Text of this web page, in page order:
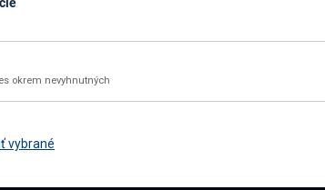
podmienky
okrem nevyhnutných
vybrané